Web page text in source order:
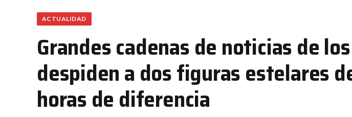
ACTUALIDAD
Grandes cadenas de noticias de
despiden a dos figuras estelares
horas de diferencia